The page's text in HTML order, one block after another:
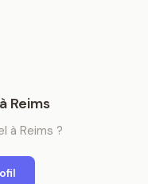
Reims
à Reims ?